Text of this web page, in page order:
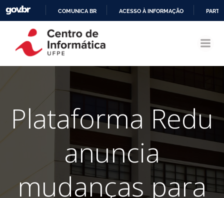
CONTEÚDO
COMUNICA BR ACESSO À INFORMAÇÃO
Plataforma Redu
anuncia
mudanças para